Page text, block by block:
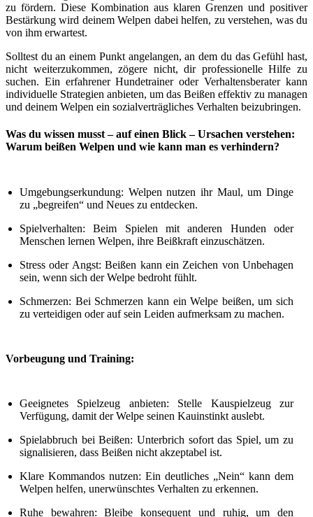
zu fördern. Diese Kombination aus klaren Grenzen und positiver
Bestärkung wird deinem Welpen dabei helfen, zu verstehen, was du
von ihm erwartest.
Solltest du an einem Punkt angelangen, an dem du das Gefühl hast,
nicht weiterzukommen, zögere nicht, dir professionelle Hilfe zu
suchen. Ein erfahrener Hundetrainer oder Verhaltensberater kann
individuelle Strategien anbieten, um das Beißen effektiv zu managen
und deinem Welpen ein sozialverträgliches Verhalten beizubringen.
Was du wissen musst – auf einen Blick – Ursachen verstehen:
Warum beißen Welpen und wie kann man es verhindern?
Umgebungserkundung: Welpen nutzen ihr Maul, um Dinge
zu „begreifen“ und Neues zu entdecken.
Spielverhalten: Beim Spielen mit anderen Hunden oder
Menschen lernen Welpen, ihre Beißkraft einzuschätzen.
Stress oder Angst: Beißen kann ein Zeichen von Unbehagen
sein, wenn sich der Welpe bedroht fühlt.
Schmerzen: Bei Schmerzen kann ein Welpe beißen, um sich
zu verteidigen oder auf sein Leiden aufmerksam zu machen.
Vorbeugung und Training:
Geeignetes Spielzeug anbieten: Stelle Kauspielzeug zur
Verfügung, damit der Welpe seinen Kauinstinkt auslebt.
Spielabbruch bei Beißen: Unterbrich sofort das Spiel, um zu
signalisieren, dass Beißen nicht akzeptabel ist.
Klare Kommandos nutzen: Ein deutliches „Nein“ kann dem
Welpen helfen, unerwünschtes Verhalten zu erkennen.
Ruhe bewahren: Bleibe konsequent und ruhig, um den